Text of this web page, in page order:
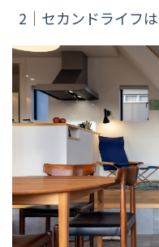
2｜セカンドライフは